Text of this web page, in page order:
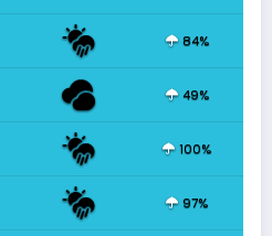
84%
49%
100%
97%